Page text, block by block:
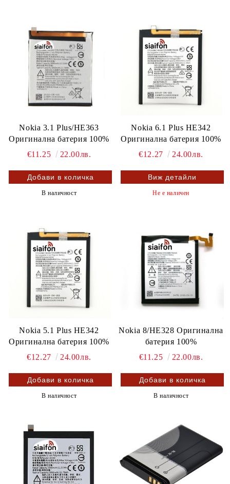
Nokia 3.1 Plus/HE363
Оригинална батерия 100%
€11.25
22.00лв.
В наличност
Nokia 6.1 Plus HE342
Оригинална батерия 100%
€12.27
24.00лв.
Виж детайли
Не е наличен
Nokia 5.1 Plus HE342
Оригинална батерия 100%
€12.27
24.00лв.
В наличност
Nokia 8/HE328 Оригинална
батерия 100%
€11.25
22.00лв.
В наличност